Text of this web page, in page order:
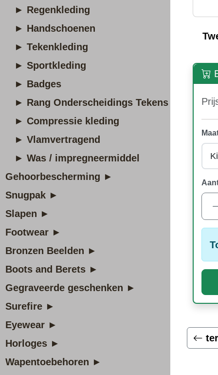
► Regenkleding
► Handschoenen
► Tekenkleding
► Sportkleding
► Badges
► Rang Onderscheidings Tekens
► Compressie kleding
► Vlamvertragend
► Was / impregneermiddel
Gehoorbescherming ►
Snugpak ►
Slapen ►
Footwear ►
Bronzen Beelden ►
Boots and Berets ►
Gegraveerde geschenken ►
Surefire ►
Eyewear ►
Horloges ►
Wapentoebehoren ►